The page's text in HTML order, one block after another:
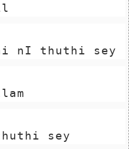
nI thuthi sey
sey